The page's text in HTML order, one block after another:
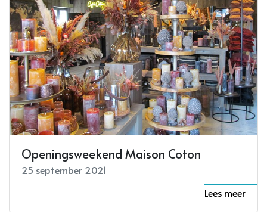
Openingsweekend Maison Coton
25 september 2021
Lees meer